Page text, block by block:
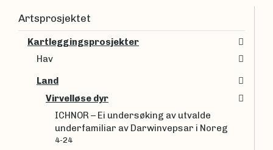
Artsprosjektet
Kartleggingsprosjekter
Hav
Land
Virvelløse dyr
ICHNOR – Ei undersøking av utvalde
underfamiliar av Darwinvepsar i Noreg
4-24